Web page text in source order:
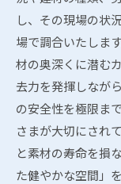
し、その現場の状
場で調合いたしま
材の奥深くに潜む
去力を発揮しなが
の安全性を極限ま
さまが大切にされ
と素材の寿命を損
た健やかな空間」